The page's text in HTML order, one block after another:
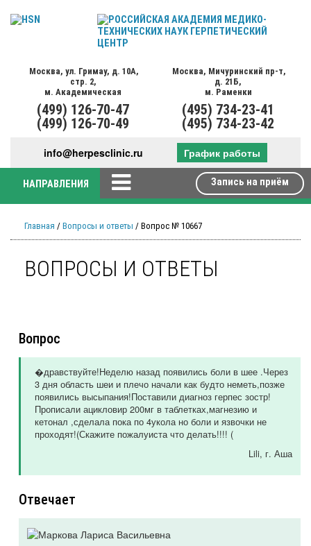
Москва, ул. Гримау, д. 10А,
стр. 2,
м. Академическая
(499) 126-70-47
(499) 126-70-49
Москва, Мичуринский пр-т,
д. 21Б,
м. Раменки
(495) 734-23-41
(495) 734-23-42
info@herpesclinic.ru График работы
НАПРАВЛЕНИЯ Запись на приём
Главная / Вопросы и ответы / Вопрос № 10667
ВОПРОСЫ И ОТВЕТЫ
Вопрос
�дравствуйте!Неделю назад появились боли в шее .Через
3 дня область шеи и плечо начали как будто неметь,позже
появились высыпания!Поставили диагноз герпес зостр!
Прописали ацикловир 200мг в таблетках,магнезию и
кетонал ,сделала пока по 4укола но боли и язвочки не
проходят!(Скажите пожалуиста что делать!!!! (
Lili, г. Аша
Отвечает